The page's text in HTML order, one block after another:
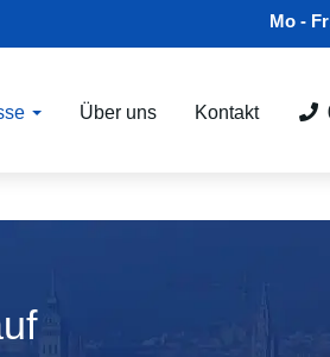
Mo -
Über uns Kontakt